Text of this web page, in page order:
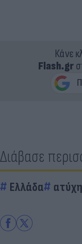
Κάνε
Flash.gr
Διάβασε
Ελλάδα